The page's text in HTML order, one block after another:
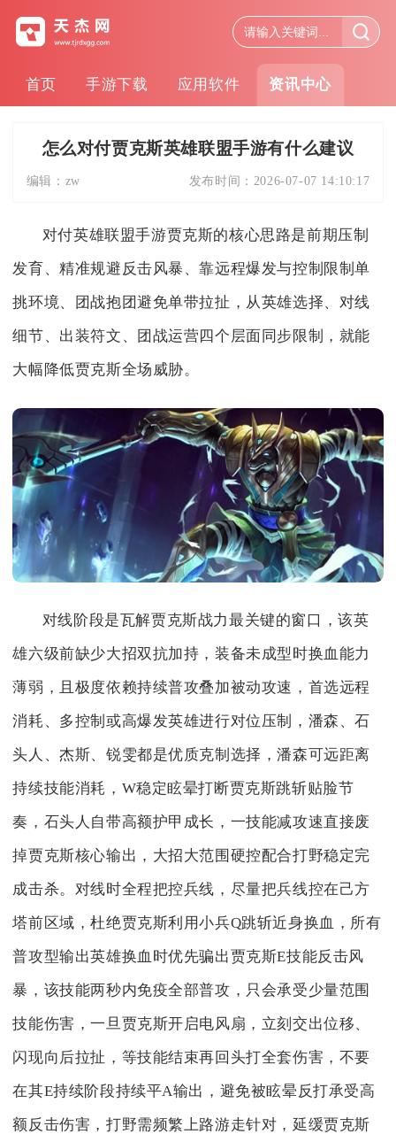
首页 手游下载 应用软件 资讯中心
怎么对付贾克斯英雄联盟手游有什么建议
编辑： zw 发布时间： 2026-07-07 14:10:17
对付英雄联盟手游贾克斯的核心思路是前期压制
发育、精准规避反击风暴、靠远程爆发与控制限制单
挑环境、团战抱团避免单带拉扯，从英雄选择、对线
细节、出装符文、团战运营四个层面同步限制，就能
大幅降低贾克斯全场威胁。
对线阶段是瓦解贾克斯战力最关键的窗口，该英
雄六级前缺少大招双抗加持，装备未成型时换血能力
薄弱，且极度依赖持续普攻叠加被动攻速，首选远程
消耗、多控制或高爆发英雄进行对位压制，潘森、石
头人、杰斯、锐雯都是优质克制选择，潘森可远距离
持续技能消耗，W稳定眩晕打断贾克斯跳斩贴脸节
奏，石头人自带高额护甲成长，一技能减攻速直接废
掉贾克斯核心输出，大招大范围硬控配合打野稳定完
成击杀。对线时全程把控兵线，尽量把兵线控在己方
塔前区域，杜绝贾克斯利用小兵Q跳斩近身换血，所有
普攻型输出英雄换血时优先骗出贾克斯E技能反击风
暴，该技能两秒内免疫全部普攻，只会承受少量范围
技能伤害，一旦贾克斯开启电风扇，立刻交出位移、
闪现向后拉扯，等技能结束再回头打全套伤害，不要
在其E持续阶段持续平A输出，避免被眩晕反打承受高
额反击伤害，打野需频繁上路游走针对，延缓贾克斯